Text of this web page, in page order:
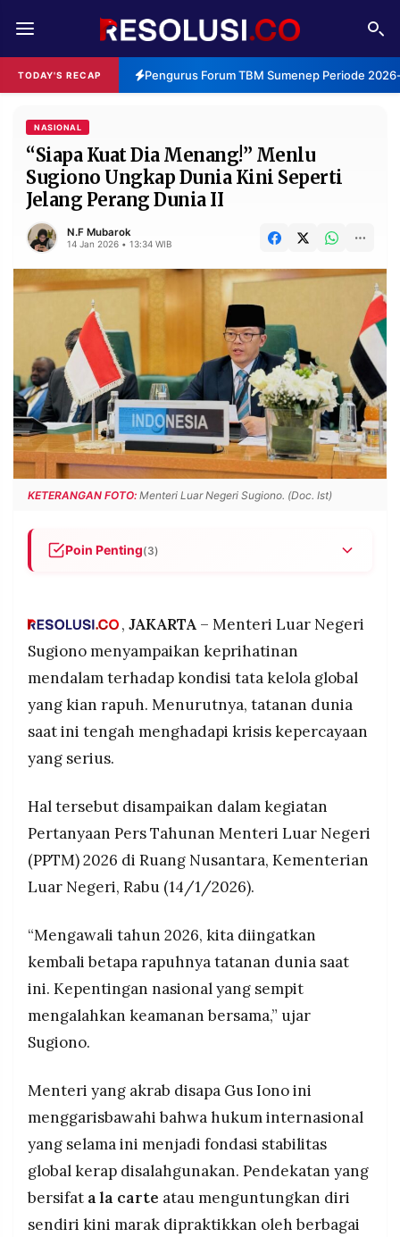
TODAY'S RECAP Pengurus Forum TBM Sumenep Periode
REDAKSI TENTANG
RESOLUSI IKLAN
RUBRIKASI
EDITORIAL AKSARA
FINANSIA PERSONA
DAERAH NASIONAL
SPORT
INFORMASI
PRIVACY
POLICY
BERITA
WARGA
INFORMASI
IKLAN
KIRIM
TULISAN
PENGADUAN TERM
MEDIA
©
2026
PT.
MEDIA
PRAMUDITA
NASIONAL
“Siapa Kuat Dia Menang!” Menlu
Sugiono Ungkap Dunia Kini Seperti
Jelang Perang Dunia II
N.F Mubarok
14 Jan 2026 • 13:34 WIB
KETERANGAN FOTO: Menteri Luar Negeri Sugiono. (Doc. Ist)
Poin Penting(3)
sempit mengalahkan keamanan bersama, hukum
a la carte
Praktik "siapa kuat dia menang" kembali marak,
standar ganda dipraktikkan terbuka, dan negara-
negara kunci menarik diri dari tanggung jawab
global mirip situasi jelang Perang Dunia II
ekonomi kompleks, peran aktor non-negara
signifikan, dan kerja sama yang makin
transaksional
, JAKARTA– Menteri Luar Negeri
Sugiono menyampaikan keprihatinan
mendalam terhadap kondisi tata kelola global
yang kian rapuh. Menurutnya, tatanan dunia
saat ini tengah menghadapi krisis kepercayaan
yang serius.
Hal tersebut disampaikan dalam kegiatan
Pertanyaan Pers Tahunan Menteri Luar Negeri
(PPTM) 2026 di Ruang Nusantara, Kementerian
Luar Negeri, Rabu (14/1/2026).
“Mengawali tahun 2026, kita diingatkan
kembali betapa rapuhnya tatanan dunia saat
ini. Kepentingan nasional yang sempit
mengalahkan keamanan bersama,” ujar
Sugiono.
Menteri yang akrab disapa Gus Iono ini
menggarisbawahi bahwa hukum internasional
yang selama ini menjadi fondasi stabilitas
global kerap disalahgunakan. Pendekatan yang
bersifat a la carte atau menguntungkan diri
sendiri kini marak dipraktikkan oleh berbagai